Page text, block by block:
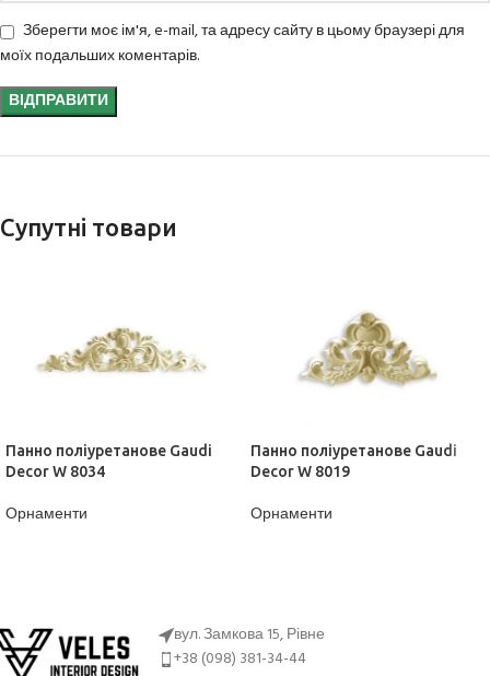
Зберегти моє ім'я, e-mail, та адресу сайту в цьому браузері для
моїх подальших коментарів.
Супутні товари
Панно поліуретанове Gaudi
Decor W 8034
Орнаменти
Панно поліуретанове Gaudi
Decor W 8019
Орнаменти
вул. Замкова 15, Рівне
+38 (098) 381-34-44